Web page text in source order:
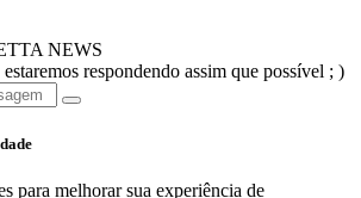
NEWS
respondendo assim que possível ; )
para melhorar sua experiência de